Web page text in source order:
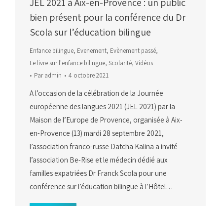
bien présent pour la conférence du Dr
Scola sur l’éducation bilingue
Enfance bilingue, Evenement, Evènement passé,
Le livre sur l'enfance bilingue, Scolarité, Vidéos
Paradmin 4 octobre 2021
A l’occasion de la célébration de la Journée
européenne des langues 2021 (JEL 2021) par la
Maison de l’Europe de Provence, organisée à Aix-
en-Provence (13) mardi 28 septembre 2021,
l’association franco-russe Datcha Kalina a invité
l’association Be-Rise et le médecin dédié aux
familles expatriées Dr Franck Scola pour une
conférence sur l’éducation bilingue à l’Hôtel…